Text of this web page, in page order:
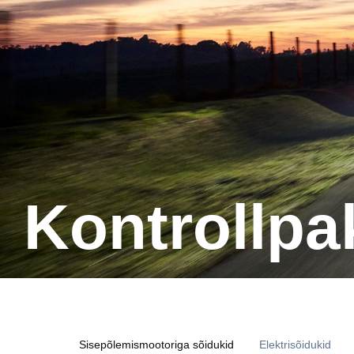
Sisepõlemismootoriga sõidukid Elektrisõidukid